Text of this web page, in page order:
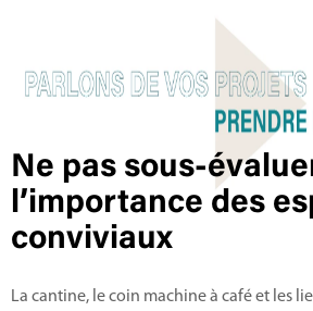
Ne pas sous-
l’importance des
conviviaux
La cantine, le coin machine à café et les